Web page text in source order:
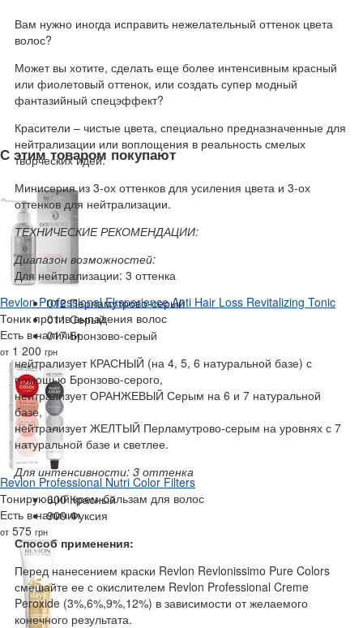
Вам нужно иногда исправить нежелательный оттенок цвета
волос?
Может вы хотите, сделать еще более интенсивным красный
или фиолетовый оттенок, или создать супер модный
фантазийный спецэффект?
Красители – чистые цвета, специально предназначенные для
нейтрализации или воплощения в реальность смелых
творческих идей.
Минисерия из 3-ох оттенков для усиления цвета и 3-ох
оттенков для нейтрализации.
ТЕХНИЧЕСКИЕ РЕКОМЕНДАЦИИ:
Диапазон возможностей:
Для нейтрализации: 3 оттенка
012 Перламутрово-серый
011 Серый
017 Бронзово-серый
нейтрализует КРАСНЫЙ (на 4, 5, 6 натуральной базе) с
помощью Бронзово-серого,
нейтрализует ОРАНЖЕВЫЙ Серым на 6 и 7 натуральной
базе,
нейтрализует ЖЕЛТЫЙ Перламутрово-серым на уровнях с 7
натуральной базе и светлее.
Для интенсивности: 3 оттенка
600 Красный
900 Фуксия
Способ применения:
Перед нанесением краски Revlon Revlonissimo Pure Colors
смешайте ее с окислителем Revlon Professional Creme
Peroxide (3%,6%,9%,12%) в зависимости от желаемого
конечного результата.
С этим товаром покупают
Revlon Professional Eksperience Anti Hair Loss Revitalizing Tonic
Тоник против выпадения волос
Есть в наличии
от 1 200 грн
Revlon Professional Nutri Color Filters
Тонирующий крем-бальзам для волос
Есть в наличии
от 575 грн